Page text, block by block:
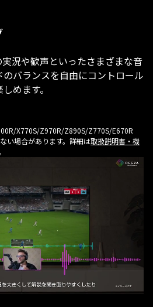
況や歓声といったさまざまな音
バランスを自由にコントロール
めます。
X770S/Z970R/Z890S/Z770S/E670R
い場合があります。詳細は取扱説明書・機